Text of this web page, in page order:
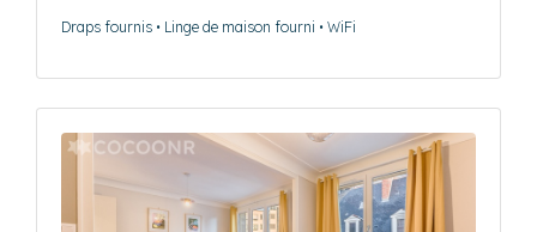
Draps fournis • Linge de maison fourni • WiFi